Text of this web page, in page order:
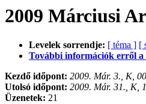
2009 Márciusi
Levelek sorrendje: [ téma ] [
További információk erről a
Kezdő időpont: 2009. Már. 3., K,
Utolsó időpont: 2009. Már. 31., K,
Üzenetek: 21